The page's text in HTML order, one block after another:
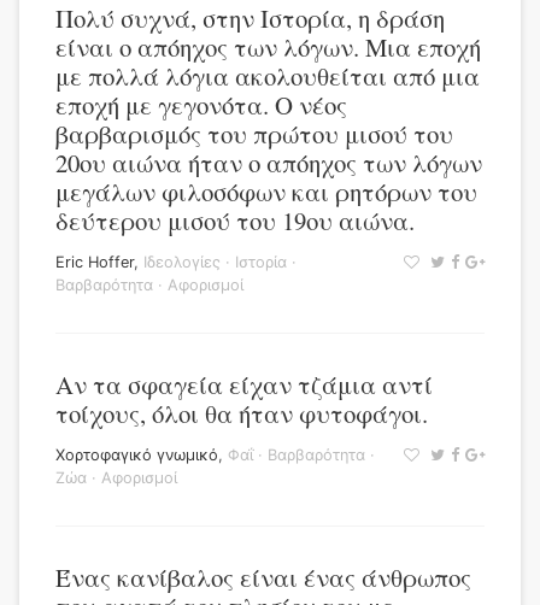
Πολύ συχνά, στην Ιστορία, η δράση
είναι ο απόηχος των λόγων. Μια εποχή
με πολλά λόγια ακολουθείται από μια
εποχή με γεγονότα. Ο νέος
βαρβαρισμός του πρώτου μισού του
20ου αιώνα ήταν ο απόηχος των λόγων
μεγάλων φιλοσόφων και ρητόρων του
δεύτερου μισού του 19ου αιώνα.
Eric Hoffer, Ιδεολογίες · Ιστορία ·
Βαρβαρότητα · Αφορισμοί
Αν τα σφαγεία είχαν τζάμια αντί
τοίχους, όλοι θα ήταν φυτοφάγοι.
Χορτοφαγικό γνωμικό, Φαΐ· Βαρβαρότητα ·
Ζώα · Αφορισμοί
Ένας κανίβαλος είναι ένας άνθρωπος